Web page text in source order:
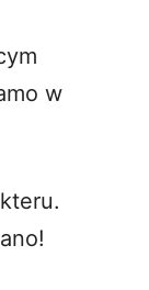
w